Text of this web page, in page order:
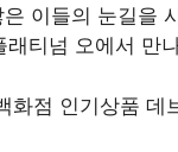
이들의 눈길을
티넘 오에서 만